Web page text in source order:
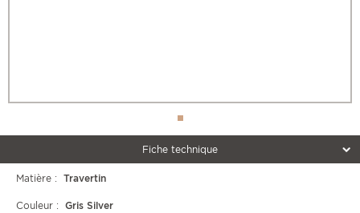
Fiche technique
Matière : Travertin
Couleur : Gris Silver